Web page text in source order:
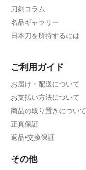
刀剣コラム
名品ギャラリー
日本刀を所持するには
ご利用ガイド
お届け・配送について
お支払い方法について
商品の取り置きについて
正真保証
返品•交換保証
その他